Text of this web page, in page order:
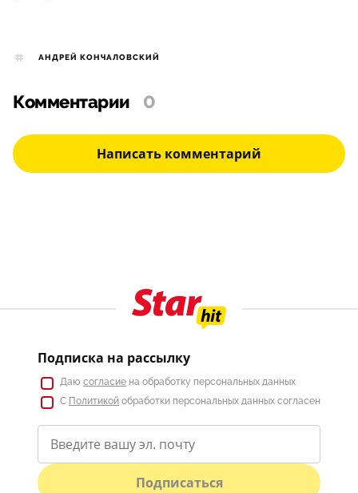
АНДРЕЙ КОНЧАЛОВСКИЙ
Комментарии 0
Написать комментарий
Подписка на рассылку
Даю согласие на обработку персональных данных
С Политикой обработки персональных данных согласен
Подписаться